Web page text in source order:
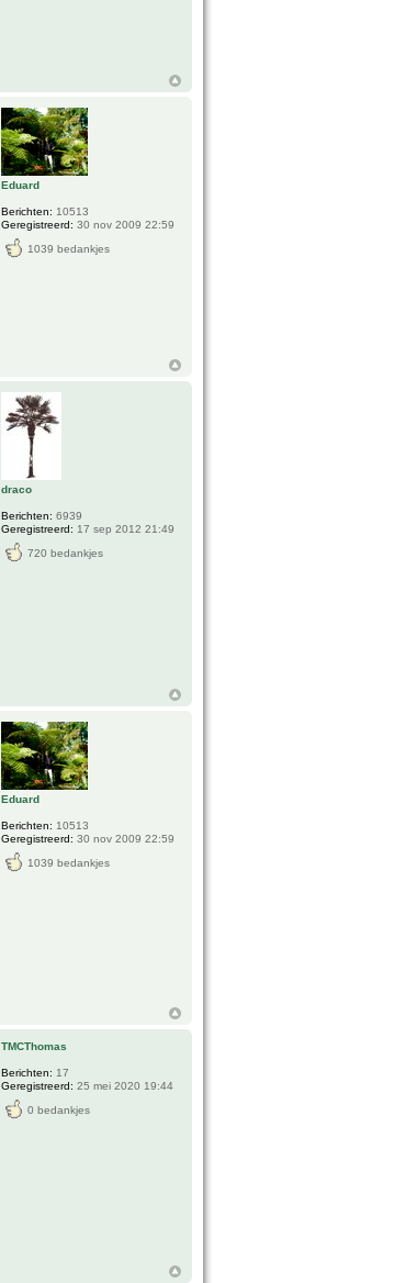
Eduard
Berichten: 10513
Geregistreerd: 30 nov 2009 22:59
1039 bedankjes
draco
Berichten: 6939
Geregistreerd: 17 sep 2012 21:49
720 bedankjes
Eduard
Berichten: 10513
Geregistreerd: 30 nov 2009 22:59
1039 bedankjes
TMCThomas
Berichten: 17
Geregistreerd: 25 mei 2020 19:44
0 bedankjes